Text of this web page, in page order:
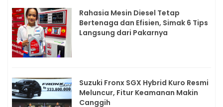
Rahasia Mesin Diesel Tetap
Bertenaga dan Efisien, Simak 6 Tips
Langsung dari Pakarnya
Suzuki Fronx SGX Hybrid Kuro Resmi
Meluncur, Fitur Keamanan Makin
Canggih